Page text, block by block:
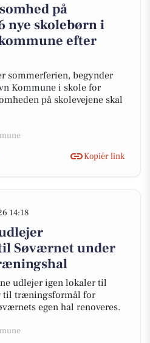
på
nye skolebørn i
efter
sommerferien, begynder
Kommune i skole for
på skolevejene skal
Kopiér link
14:18
Søværnet under
udlejer igen lokaler til
til træningsformål for
egen hal renoveres.